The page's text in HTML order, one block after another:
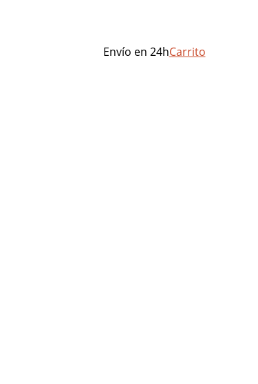
Envío en 24hCarrito